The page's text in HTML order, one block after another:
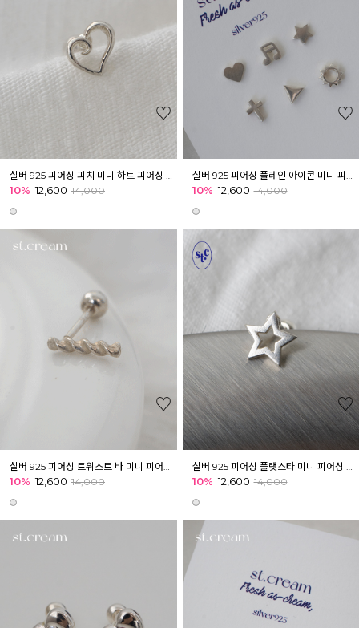
실버 925 피어싱 피치 미니 하트 피어싱 귓볼 아웃컨츠 귓바퀴
10% 12,600 14,000
실버 925 피어싱 플레인 아이콘 미니 피어싱 귓볼 이너컨츠 귓바퀴
10% 12,600 14,000
10% 12,600 14,000 10% 12,600 14,000